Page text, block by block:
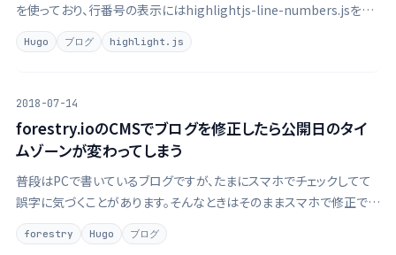
を使っており、行番号の表示にはhighlightjs-line-numbers.jsを使
用しています。 Hugoブログのシンタックスハイライトに行番号をつけ
る - PIYO Notes このブログ、ソース …
Hugo ブログ highlight.js
2018-07-14
forestry.ioのCMSでブログを修正したら公開日のタイ
ムゾーンが変わってしまう
普段はPCで書いているブログですが、たまにスマホでチェックしてて
誤字に気づくことがあります。そんなときはそのままスマホで修正でき
るようにforestry.ioのCMS機能を使います。 forestry.ioでHugoブロ
グにCMS機能を一瞬で追加した - PIYO Notes …
forestry Hugo ブログ